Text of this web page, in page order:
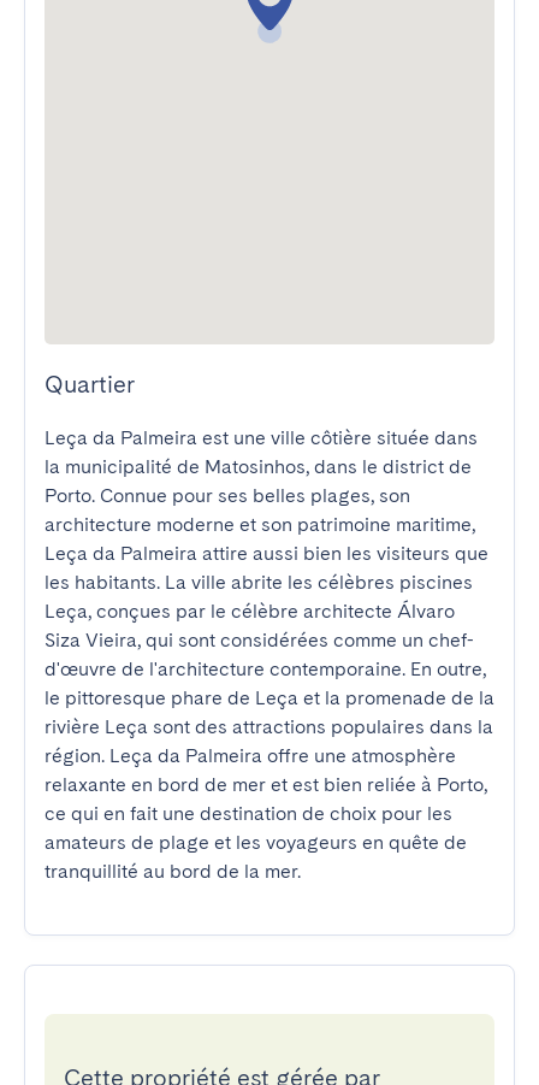
Quartier
Leça da Palmeira est une ville côtière située dans
la municipalité de Matosinhos, dans le district de
Porto. Connue pour ses belles plages, son
architecture moderne et son patrimoine maritime,
Leça da Palmeira attire aussi bien les visiteurs que
les habitants. La ville abrite les célèbres piscines
Leça, conçues par le célèbre architecte Álvaro
Siza Vieira, qui sont considérées comme un chef-
d'œuvre de l'architecture contemporaine. En outre,
le pittoresque phare de Leça et la promenade de la
rivière Leça sont des attractions populaires dans la
région. Leça da Palmeira offre une atmosphère
relaxante en bord de mer et est bien reliée à Porto,
ce qui en fait une destination de choix pour les
amateurs de plage et les voyageurs en quête de
tranquillité au bord de la mer.
Cette propriété est gérée par